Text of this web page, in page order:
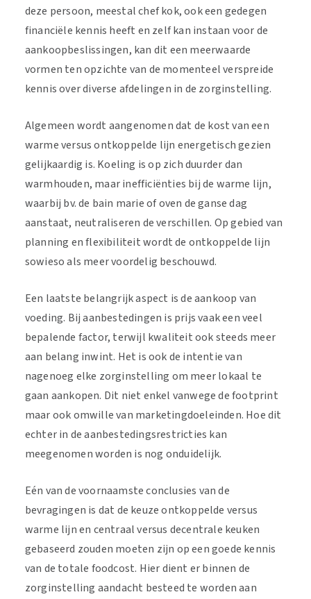
deze persoon, meestal chef kok, ook een gedegen
financiële kennis heeft en zelf kan instaan voor de
aankoopbeslissingen, kan dit een meerwaarde
vormen ten opzichte van de momenteel verspreide
kennis over diverse afdelingen in de zorginstelling.
Algemeen wordt aangenomen dat de kost van een
warme versus ontkoppelde lijn energetisch gezien
gelijkaardig is. Koeling is op zich duurder dan
warmhouden, maar inefficiënties bij de warme lijn,
waarbij bv. de bain marie of oven de ganse dag
aanstaat, neutraliseren de verschillen. Op gebied van
planning en flexibiliteit wordt de ontkoppelde lijn
sowieso als meer voordelig beschouwd.
Een laatste belangrijk aspect is de aankoop van
voeding. Bij aanbestedingen is prijs vaak een veel
bepalende factor, terwijl kwaliteit ook steeds meer
aan belang inwint. Het is ook de intentie van
nagenoeg elke zorginstelling om meer lokaal te
gaan aankopen. Dit niet enkel vanwege de footprint
maar ook omwille van marketingdoeleinden. Hoe dit
echter in de aanbestedingsrestricties kan
meegenomen worden is nog onduidelijk.
Eén van de voornaamste conclusies van de
bevragingen is dat de keuze ontkoppelde versus
warme lijn en centraal versus decentrale keuken
gebaseerd zouden moeten zijn op een goede kennis
van de totale foodcost. Hier dient er binnen de
zorginstelling aandacht besteed te worden aan